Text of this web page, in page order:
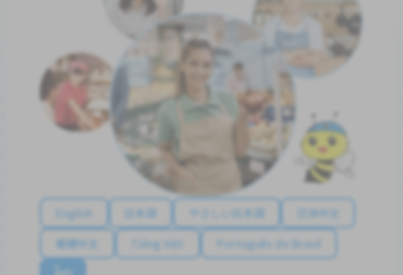
English 日本語 やさしい日本語
简体中文
繁體中文
Tiếng Việt
Português do Brasil
န်မာ